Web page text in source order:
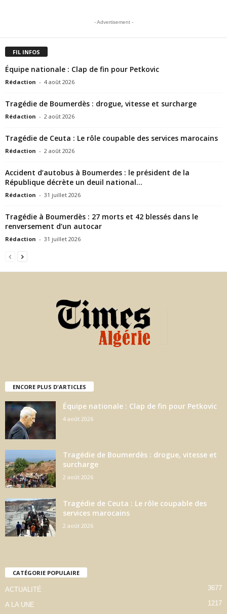
- Advertisement -
FIL INFOS
Équipe nationale : Clap de fin pour Petkovic
Rédaction - 4 août 2026
Tragédie de Boumerdès : drogue, vitesse et surcharge
Rédaction - 2 août 2026
Tragédie de Ceuta : Le rôle coupable des services marocains
Rédaction - 2 août 2026
Accident d’autobus à Boumerdes : le président de la
République décrète un deuil national...
Rédaction - 31 juillet 2026
Tragédie à Boumerdès : 27 morts et 42 blessés dans le
renversement d’un autocar
Rédaction - 31 juillet 2026
ENCORE PLUS D'ARTICLES
Équipe nationale : Clap de fin pour Petkovic
4 août 2026
Tragédie de Boumerdès : drogue, vitesse et
surcharge
2 août 2026
Tragédie de Ceuta : Le rôle coupable des
services marocains
2 août 2026
CATÉGORIE POPULAIRE
ACTUALITÉ 3677
A LA UNE 1217